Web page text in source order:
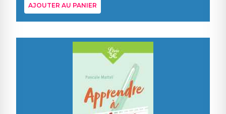
AJOUTER AU PANIER